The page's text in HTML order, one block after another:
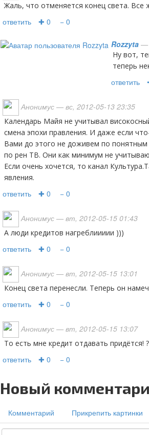
Жаль, что отменяется конец света.
ответить ✚ 0 − 0
Rozzyta —
ну вот, теперь средний размер взятки снизится - спешить-то
теперь
ответить
Анонимус — вс, 2012-05-13 23:35
Календарь Майя не учитывал високосный год.О конце света там и речи не было.Просто
смена эпохи правления. И даже если
Вами до этого не доживем по
по рен ТВ. Они как минимум не
Если очень хочется, то канал
явления.
ответить ✚ 0 − 0
Анонимус — вт, 2012-05-15 01:43
а люди кредитов нагреблиииии )))
ответить ✚ 0 − 0
Анонимус — вт, 2012-05-15 13:01
Конец света перенесли. Теперь он
ответить ✚ 0 − 0
Анонимус — вт, 2012-05-15 13:07
То есть мне кредит отдавать придётся!
ответить ✚ 0 − 0
Новый
Комментарий Прикрепить картинки